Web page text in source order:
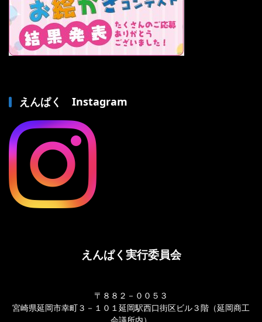
えんぱく Instagram
えんぱく実行委員会
〒８８２－００５３
宮崎県延岡市幸町３－１０１延岡駅西口街区ビル３階（延岡商工